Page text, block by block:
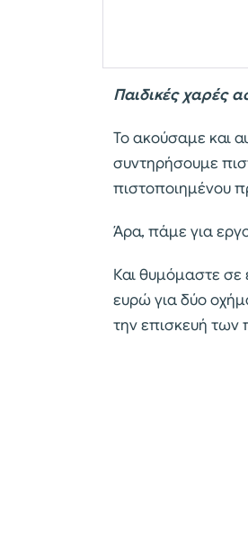
Παιδικές χαρές
Το ακούσαμε και
συντηρήσουμε
πιστοποιημένου
Άρα, πάμε για
Και θυμόμαστε σε
ευρώ για δύο
την επισκευή των